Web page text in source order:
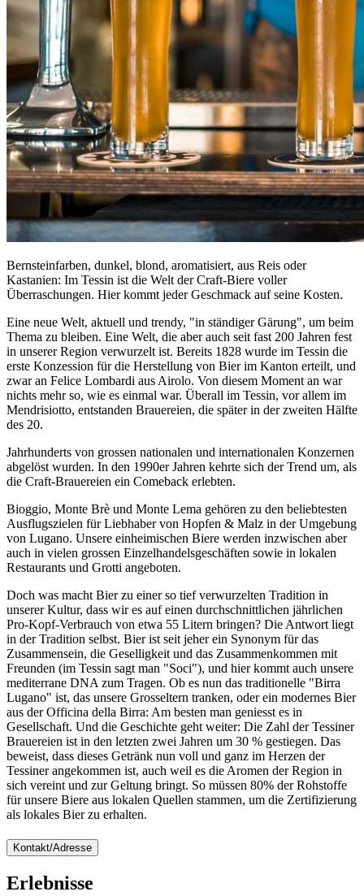
Bernsteinfarben, dunkel, blond, aromatisiert, aus Reis oder
Kastanien: Im Tessin ist die Welt der Craft-Biere voller
Überraschungen. Hier kommt jeder Geschmack auf seine Kosten.
Eine neue Welt, aktuell und trendy, "in ständiger Gärung", um beim
Thema zu bleiben. Eine Welt, die aber auch seit fast 200 Jahren fest
in unserer Region verwurzelt ist. Bereits 1828 wurde im Tessin die
erste Konzession für die Herstellung von Bier im Kanton erteilt, und
zwar an Felice Lombardi aus Airolo. Von diesem Moment an war
nichts mehr so, wie es einmal war. Überall im Tessin, vor allem im
Mendrisiotto, entstanden Brauereien, die später in der zweiten Hälfte
des 20.
Jahrhunderts von grossen nationalen und internationalen Konzernen
abgelöst wurden. In den 1990er Jahren kehrte sich der Trend um, als
die Craft-Brauereien ein Comeback erlebten.
Bioggio, Monte Brè und Monte Lema gehören zu den beliebtesten
Ausflugszielen für Liebhaber von Hopfen & Malz in der Umgebung
von Lugano. Unsere einheimischen Biere werden inzwischen aber
auch in vielen grossen Einzelhandelsgeschäften sowie in lokalen
Restaurants und Grotti angeboten.
Doch was macht Bier zu einer so tief verwurzelten Tradition in
unserer Kultur, dass wir es auf einen durchschnittlichen jährlichen
Pro-Kopf-Verbrauch von etwa 55 Litern bringen? Die Antwort liegt
in der Tradition selbst. Bier ist seit jeher ein Synonym für das
Zusammensein, die Geselligkeit und das Zusammenkommen mit
Freunden (im Tessin sagt man "Soci"), und hier kommt auch unsere
mediterrane DNA zum Tragen. Ob es nun das traditionelle "Birra
Lugano" ist, das unsere Grosseltern tranken, oder ein modernes Bier
aus der Officina della Birra: Am besten man geniesst es in
Gesellschaft. Und die Geschichte geht weiter: Die Zahl der Tessiner
Brauereien ist in den letzten zwei Jahren um 30 % gestiegen. Das
beweist, dass dieses Getränk nun voll und ganz im Herzen der
Tessiner angekommen ist, auch weil es die Aromen der Region in
sich vereint und zur Geltung bringt. So müssen 80% der Rohstoffe
für unsere Biere aus lokalen Quellen stammen, um die Zertifizierung
als lokales Bier zu erhalten.
Kontakt/Adresse
Erlebnisse